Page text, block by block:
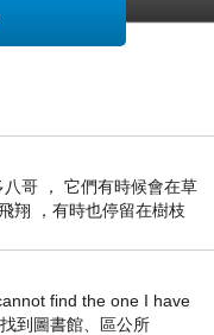
哥 ， 它們有時候會在草
翔 ，有時也停留在樹枝
，鳥喙是黃色
find the one I have
到圖書館、區公所